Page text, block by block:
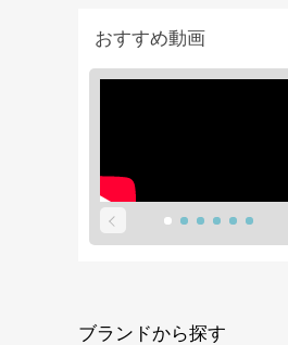
おすすめ動画
ブランドから探す